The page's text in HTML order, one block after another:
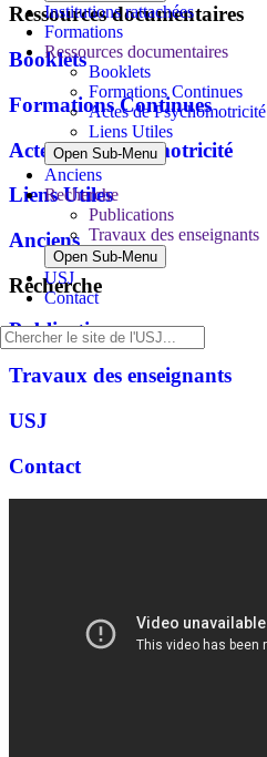
Institutions rattachées
Formations
Ressources documentaires
Booklets
Formations Continues
Actes de Psychomotricité
Liens Utiles
Open Sub-Menu
Anciens
Recherche
Publications
Travaux des enseignants
Open Sub-Menu
USJ
Contact
Ressources documentaires
Booklets
Formations Continues
Actes de Psychomotricité
Liens Utiles
Anciens
Recherche
Publications
Travaux des enseignants
USJ
Contact